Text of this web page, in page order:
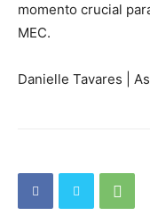
momento crucial
MEC.
Danielle Tavares |